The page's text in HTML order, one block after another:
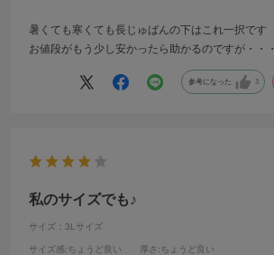
暑くても寒くても長じゅばんの下はこれ一択です
お値段がもう少し安かったら助かるのですが・・・
参考になった 3
私のサイズでも♪
サイズ：3Lサイズ
サイズ感:ちょうど良い 厚さ :ちょうど良い